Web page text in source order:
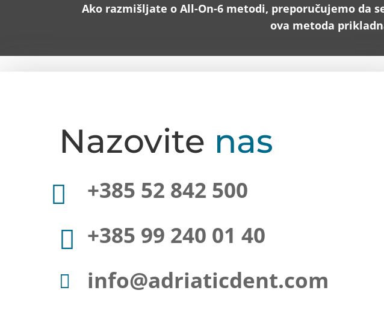
Ako razmišljate o All-On-6 metodi, preporučujemo
ova metoda
Nazovite nas
 +385 52 842 500
 +385 99 240 01 40
 info@adriaticdent.com